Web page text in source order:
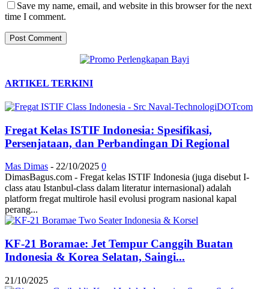
Save my name, email, and website in this browser for the next
time I comment.
ARTIKEL TERKINI
Fregat Kelas ISTIF Indonesia: Spesifikasi,
Persenjataan, dan Perbandingan Di Regional
Mas Dimas - 22/10/2025 0
DimasBagus.com - Fregat kelas ISTIF Indonesia (juga disebut I-
class atau Istanbul-class dalam literatur internasional) adalah
platform fregat multirole hasil evolusi program nasional kapal
perang...
KF-21 Boramae: Jet Tempur Canggih Buatan
Indonesia & Korea Selatan, Saingi...
21/10/2025